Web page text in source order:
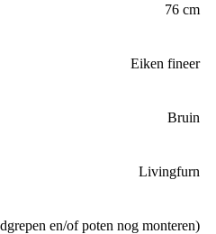
76 cm
Eiken fineer
Bruin
Livingfurn
en/of poten nog monteren)